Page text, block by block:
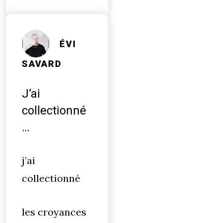
ÉVI
SAVARD
J’ai
collectionné
…
j’ai
collectionné
les croyances